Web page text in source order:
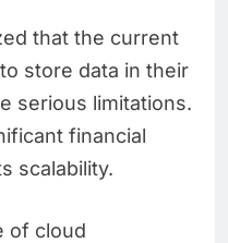
that the current
store data in their
serious limitations.
financial
scalability.
of cloud